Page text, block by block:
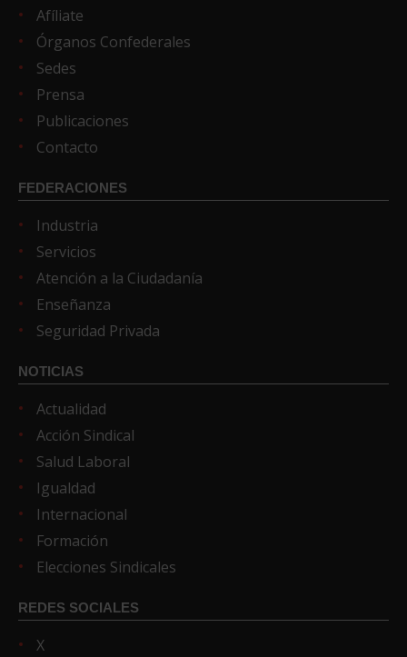
Afíliate
Órganos Confederales
Sedes
Prensa
Publicaciones
Contacto
FEDERACIONES
Industria
Servicios
Atención a la Ciudadanía
Enseñanza
Seguridad Privada
NOTICIAS
Actualidad
Acción Sindical
Salud Laboral
Igualdad
Internacional
Formación
Elecciones Sindicales
REDES SOCIALES
X